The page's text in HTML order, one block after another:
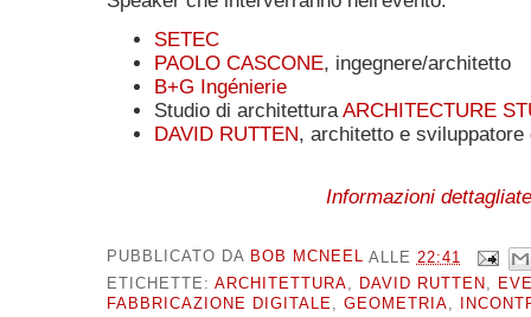
SETEC
PAOLO CASCONE, ingegnere/architetto
B+G Ingénierie
Studio di architetturaARCHITECTURE
DAVID RUTTEN, architetto e
Informazioni
PUBBLICATO DA BOB MCNEEL ALLE 22:41
ETICHETTE: ARCHITETTURA, DAVID RUTTEN ,
FABBRICAZIONE DIGITALE, GEOMETRIA,